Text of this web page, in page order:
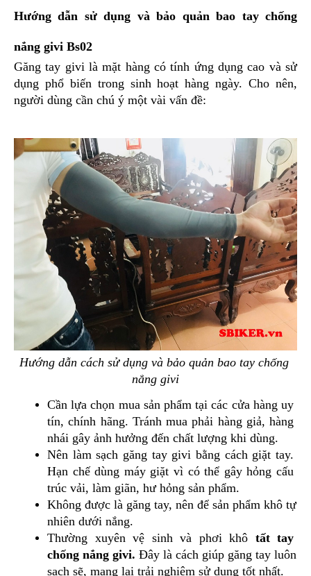
Hướng dẫn sử dụng và bảo quản bao tay chống
nắng givi Bs02
Găng tay givi là mặt hàng có tính ứng dụng cao và sử
dụng phổ biến trong sinh hoạt hàng ngày. Cho nên,
người dùng cần chú ý một vài vấn đề:
Hướng dẫn cách sử dụng và bảo quản bao tay chống
nắng givi
Cần lựa chọn mua sản phẩm tại các cửa hàng uy
tín, chính hãng. Tránh mua phải hàng giả, hàng
nhái gây ảnh hưởng đến chất lượng khi dùng.
Nên làm sạch găng tay givi bằng cách giặt tay.
Hạn chế dùng máy giặt vì có thể gây hỏng cấu
trúc vải, làm giãn, hư hỏng sản phẩm.
Không được là găng tay, nên để sản phẩm khô tự
nhiên dưới nắng.
Thường xuyên vệ sinh và phơi khô tất tay
chống nắng givi. Đây là cách giúp găng tay luôn
sạch sẽ, mang lại trải nghiệm sử dụng tốt nhất.